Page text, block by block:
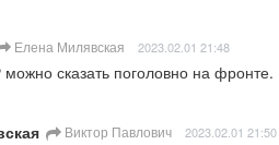
Елена Милявская 2023.02.01 21:48
сказать поголовно на фронте.
Виктор Павлович 2023.02.01 21:50